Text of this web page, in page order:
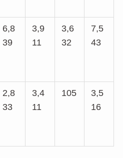
6,8
39
3,9
11
3,6
32
7,5
43
2,8
33
3,4
11
105
3,5
16